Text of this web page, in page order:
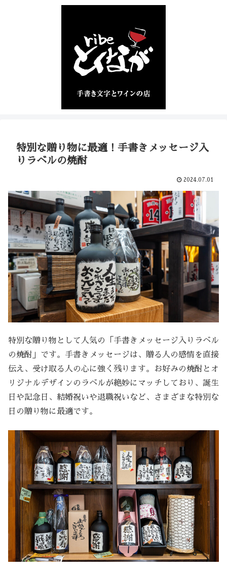
特別な贈り物に最適！手書きメッセージ入
りラベルの焼酎
2024.07.01
特別な贈り物として人気の「手書きメッセージ入りラベル
の焼酎」です。手書きメッセージは、贈る人の感情を直接
伝え、受け取る人の心に強く残ります。お好みの焼酎とオ
リジナルデザインのラベルが絶妙にマッチしており、誕生
日や記念日、結婚祝いや退職祝いなど、さまざまな特別な
日の贈り物に最適です。